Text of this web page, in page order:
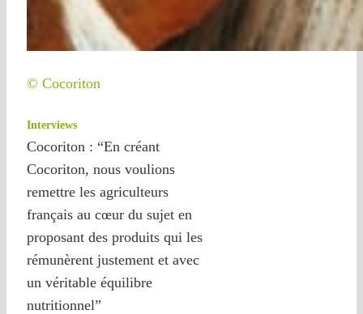
© Cocoriton
Interviews
Cocoriton : “En créant
Cocoriton, nous voulions
remettre les agriculteurs
français au cœur du sujet en
proposant des produits qui les
rémunèrent justement et avec
un véritable équilibre
nutritionnel”